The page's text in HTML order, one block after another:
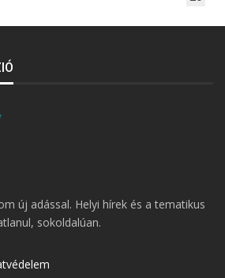
új adással. Helyi hírek és a tematikus
sokoldalúan.